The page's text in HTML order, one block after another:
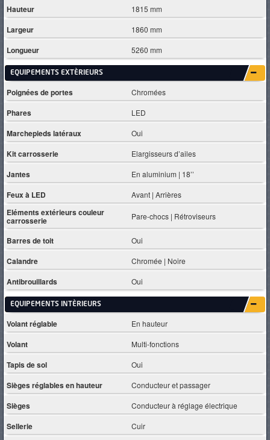
Hauteur 1815 mm
Largeur 1860 mm
Longueur 5260 mm
EQUIPEMENTS EXTÈRIEURS
Poignées de portes Chromées
Phares LED
Marchepieds latéraux Oui
Kit carrosserie Elargisseurs d’ailes
Jantes En aluminium | 18’’
Feux à LED Avant | Arrières
Eléments extérieurs couleur
carrosserie Pare-chocs | Rétroviseurs
Barres de toit Oui
Calandre Chromée | Noire
Antibrouillards Oui
EQUIPEMENTS INTÈRIEURS
Volant réglable En hauteur
Volant Multi-fonctions
Tapis de sol Oui
Sièges réglables en hauteur Conducteur et passager
Sièges Conducteur à réglage électrique
Sellerie Cuir